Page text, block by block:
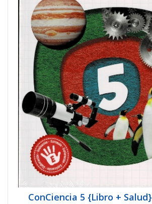
ConCiencia 5 {Libro + Salud}